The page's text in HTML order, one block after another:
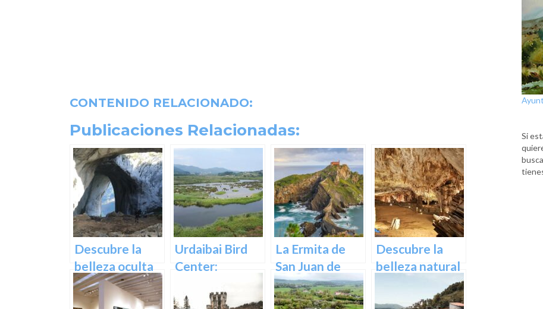
CONTENIDO RELACIONADO:
Publicaciones Relacionadas:
Descubre la
belleza oculta
de Guipuzcoa
en las Cuevas
Urdaibai Bird
Center:
vida de las aves
La Ermita de
San Juan de
Gaztelugatxe:
Historia, Ruta y
Descubre la
belleza natural
de Las Cuevas
de Pozalagua:
Si